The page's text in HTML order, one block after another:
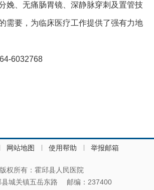
娩、无痛肠胃镜、深静脉穿刺及置管技
需要，为临床医疗工作提供了强有力地
6032768
网站地图 使用帮助 举报邮箱
版权所有：霍邱县人民医院
城关镇五岳东路
邮编：237400